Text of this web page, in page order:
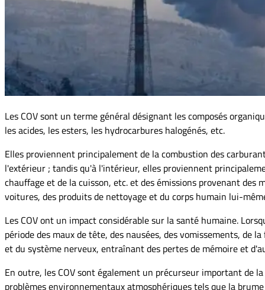
Les COV sont un terme général désignant les composés
les acides, les esters, les hydrocarbures halogénés, etc.
Elles proviennent principalement de la combustion des
l'extérieur ; tandis qu'à l'intérieur, elles proviennent
chauffage et de la cuisson, etc. et des émissions provenant
voitures, des produits de nettoyage et du corps humain lui-
Les COV ont un impact considérable sur la santé humaine.
période des maux de tête, des nausées, des vomissements, de
et du système nerveux, entraînant des pertes de mémoire et
En outre, les COV sont également un précurseur important de
problèmes environnementaux atmosphériques tels que la